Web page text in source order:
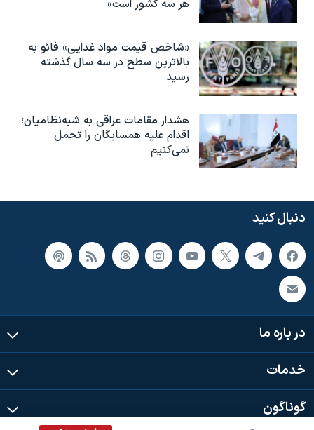
هر سه کشور است»
«شاخص قیمت مواد غذایی» فائو به
بالاترین سطح در سه سال گذشته
رسید
هشدار مقامات عراقی به شبه‌نظامیان؛
اقدام علیه همسایگان را تحمل
نمی‌کنیم
دنبال کنید
در باره ما
خدمات
گوناگون